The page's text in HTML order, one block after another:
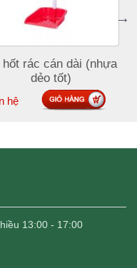
hốt rác cán dài (nhựa
dẻo tốt)
hệ
mua
13:00 - 17:00